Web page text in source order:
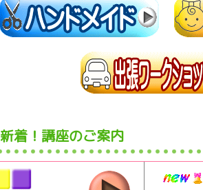
新着！講座のご案内